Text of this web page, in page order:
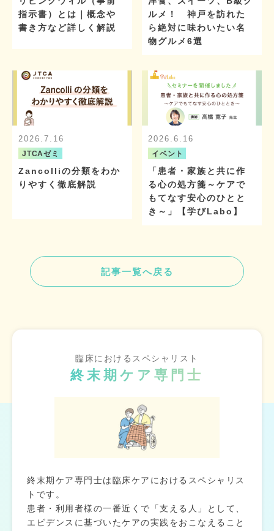
指示書）とは｜概念や
書き方など詳しく解説
ルメ！ 神戸を訪れた
ら絶対に味わいたい名
物グルメ6選
2026.7.16
JTCAゼミ
Zancolliの分類をわか
りやすく徹底解説
2026.6.16
イベント
「患者・家族と共に作
る心の処方箋～ケアで
もてなす安心のひとと
き～」【学びLabo】
記事一覧へ戻る
臨床におけるスペシャリスト
終末期ケア専門士
終末期ケア専門士は臨床ケアにおけるスペシャリス
トです。
患者・利用者様の一番近くで「支える人」として、
エビデンスに基づいたケアの実践をおこなえること